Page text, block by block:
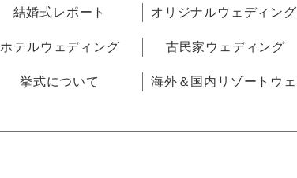
結婚式レポート オリジナルウェディン
ホテルウェディング 古民家ウェディング
挙式について 海外＆国内リゾートウ